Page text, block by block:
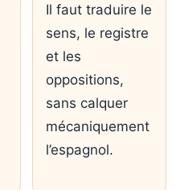
Il faut traduire le
sens, le registre
et les
oppositions,
sans calquer
mécaniquement
l’espagnol.